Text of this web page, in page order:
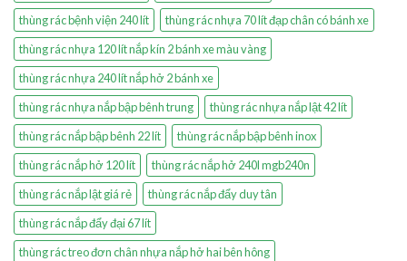
thùng rác bệnh viện 240 lít
thùng rác nhựa 70 lít đạp chân có bánh xe
thùng rác nhựa 120 lít nắp kín 2 bánh xe màu vàng
thùng rác nhựa 240 lít nắp hở 2 bánh xe
thùng rác nhựa nắp bập bênh trung
thùng rác nhựa nắp lật 42 lít
thùng rác nắp bập bênh 22 lít
thùng rác nắp bập bênh inox
thùng rác nắp hở 120 lít
thùng rác nắp hở 240l mgb240n
thùng rác nắp lật giá rẻ
thùng rác nắp đẩy duy tân
thùng rác nắp đẩy đại 67 lít
thùng rác treo đơn chân nhựa nắp hở hai bên hông